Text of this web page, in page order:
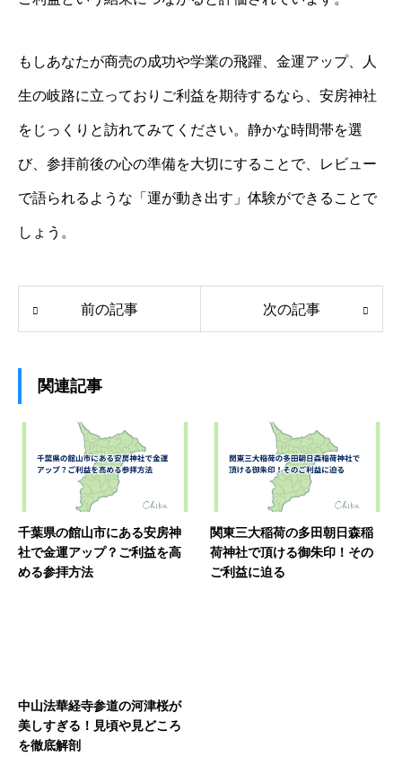
もしあなたが商売の成功や学業の飛躍、金運アップ、人
生の岐路に立っておりご利益を期待するなら、安房神社
をじっくりと訪れてみてください。静かな時間帯を選
び、参拝前後の心の準備を大切にすることで、レビュー
で語られるような「運が動き出す」体験ができることで
しょう。
前の記事 次の記事
関連記事
千葉県の館山市にある安房神
社で金運アップ？ご利益を高
める参拝方法
関東三大稲荷の多田朝日森稲
荷神社で頂ける御朱印！その
ご利益に迫る
中山法華経寺参道の河津桜が
美しすぎる！見頃や見どころ
を徹底解剖